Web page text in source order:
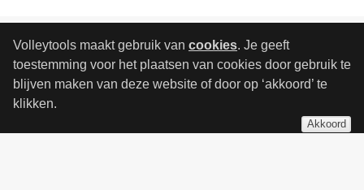
Volleytools maakt gebruik van cookies. Je geeft
toestemming voor het plaatsen van cookies door gebruik te
blijven maken van deze website of door op ‘akkoord’ te
klikken.
Akkoord